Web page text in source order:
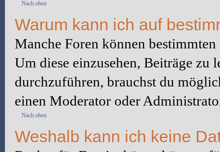
Nach oben
Warum kann ich auf
Manche Foren können
Um diese einzusehen, Beiträge zu
durchzuführen, brauchst du
einen Moderator oder
Nach oben
Weshalb kann ich keine